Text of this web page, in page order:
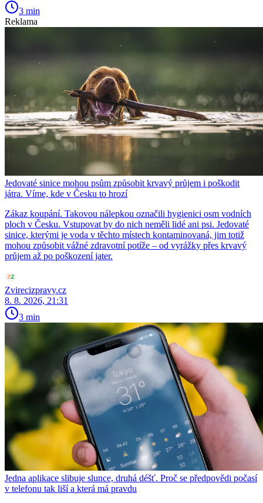
3 min
Reklama
Jedovaté sinice mohou psům způsobit krvavý průjem i poškodit
játra. Víme, kde v Česku to hrozí
Zákaz koupání. Takovou nálepkou označili hygienici osm vodních
ploch v Česku. Vstupovat by do nich neměli lidé ani psi. Jedovaté
sinice, kterými je voda v těchto místech kontaminovaná, jim totiž
mohou způsobit vážné zdravotní potíže – od vyrážky přes krvavý
průjem až po poškození jater.
Zvirecizpravy.cz
8. 8. 2026, 21:31
3 min
Jedna aplikace slibuje slunce, druhá déšť. Proč se předpovědi počasí
v telefonu tak liší a která má pravdu